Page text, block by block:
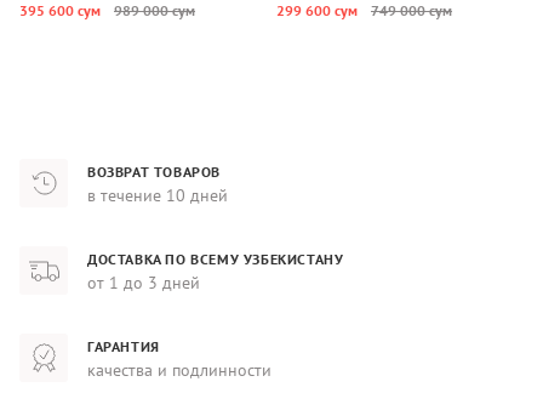
395 600 сум 989 000 сум 299 600 сум 749 000 сум
ВОЗВРАТ ТОВАРОВ
в течение 10 дней
ДОСТАВКА ПО ВСЕМУ УЗБЕКИСТАНУ
от 1 до 3 дней
ГАРАНТИЯ
качества и подлинности